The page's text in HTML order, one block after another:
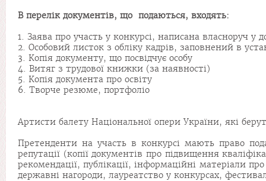
В перелік документів, що подаються, входять:
1. Заява про участь у конкурсі, написана власноруч у
2. Особовий листок з обліку кадрів, заповнений в
3. Копія документу, що посвідчує особу
4. Витяг з трудової книжки (за наявності)
5. Копія документа про освіту
6. Творче резюме, портфоліо
Артисти балету Національної опери України, які
Претенденти на участь в конкурсі мають право
репутації (копії документів про підвищення
рекомендації, публікації, інформаційні матеріали
державні нагороди, лауреатство у конкурсах,